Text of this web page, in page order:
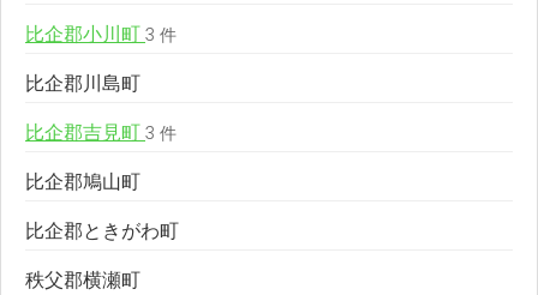
比企郡小川町 3 件
比企郡川島町
比企郡吉見町 3 件
比企郡鳩山町
比企郡ときがわ町
秩父郡横瀬町